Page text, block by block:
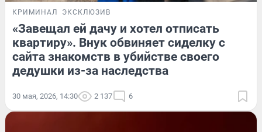
КРИМИНАЛ ЭКСКЛЮЗИВ
«Завещал ей дачу и хотел отписать
квартиру». Внук обвиняет сиделку с
сайта знакомств в убийстве своего
дедушки из-за наследства
30 мая, 2026, 14:30 2 137 6